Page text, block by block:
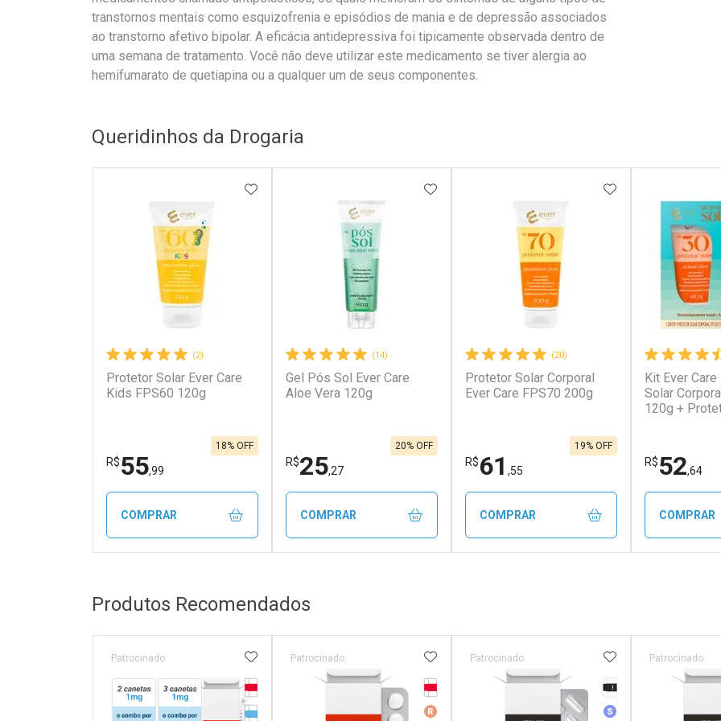
transtornos mentais como esquizofrenia e episódios de mania e de depressão associados
ao transtorno afetivo bipolar. A eficácia antidepressiva foi tipicamente observada dentro de
uma semana de tratamento. Você não deve utilizar este medicamento se tiver alergia ao
hemifumarato de quetiapina ou a qualquer um de seus componentes.
Queridinhos da Drogaria
(2)
Protetor Solar Ever Care
Kids FPS60 120g
R$55,99
18% OFF
ADICIONAR AOS FAVORITOS
COMPRAR
Laboratório
Por Menos
(14)
Gel Pós Sol Ever Care
Aloe Vera 120g
R$25,27
20% OFF
ADICIONAR AOS FAVORITOS
COMPRAR
Laboratório
Por Menos
(20)
Protetor Solar Corporal
Ever Care FPS70 200g
R$61 ,55
19% OFF
ADICIONAR AOS
COMPRAR
Kit Ever
Solar
120g +
R$52,64
COMPRAR
Produtos Recomendados
Tarja Vermelha
Medicamento Refrigerado
Patrocinado ADICIONAR AOS FAVORITOS
Tarja Vermelha
Medicamento De Referência
Patrocinado ADICIONAR AOS FAVORITOS
Tarja Preta
Medicamento Similar
Patrocinado ADICIONAR AOS
Patrocinado